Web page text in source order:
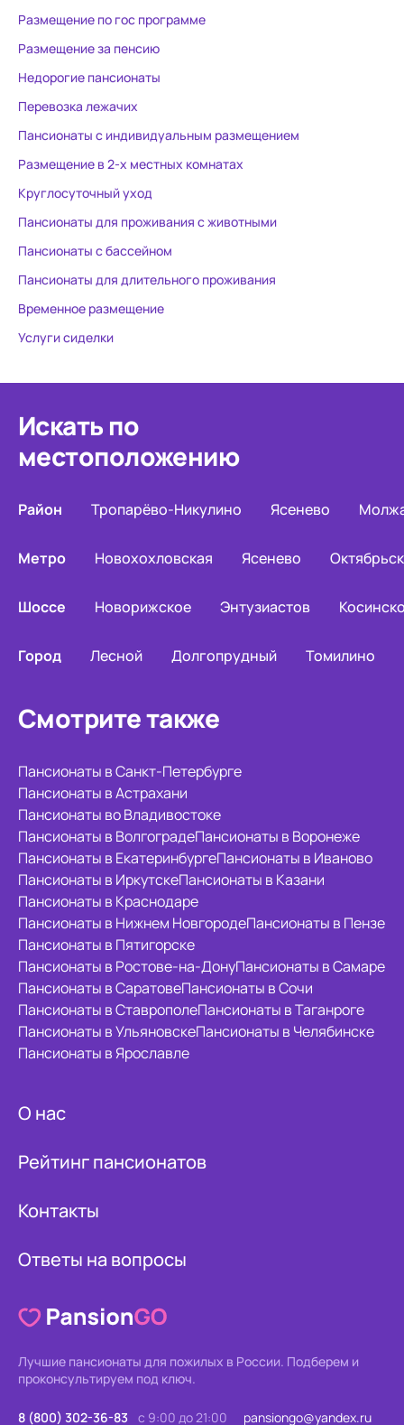
Размещение по гос программе
Размещение за пенсию
Недорогие пансионаты
Перевозка лежачих
Пансионаты с индивидуальным размещением
Размещение в 2-х местных комнатах
Круглосуточный уход
Пансионаты для проживания с животными
Пансионаты с бассейном
Пансионаты для длительного проживания
Временное размещение
Услуги сиделки
Искать по
местоположению
Район Тропарёво-Никулино Ясенево
Метро Новохохловская Ясенево
Шоссе Новорижское Энтузиастов
Город Лесной Долгопрудный Томилино
Смотрите также
Пансионаты в Санкт-Петербурге
Пансионаты в Астрахани
Пансионаты во Владивостоке
Пансионаты в ВолгоградеПансионаты в Воронеже
Пансионаты в ЕкатеринбургеПансионаты в Иваново
Пансионаты в ИркутскеПансионаты в Казани
Пансионаты в Краснодаре
Пансионаты в Нижнем НовгородеПансионаты в Пензе
Пансионаты в Пятигорске
Пансионаты в Ростове-на-ДонуПансионаты в Самаре
Пансионаты в СаратовеПансионаты в Сочи
Пансионаты в СтаврополеПансионаты в Таганроге
Пансионаты в УльяновскеПансионаты в Челябинске
Пансионаты в Ярославле
О нас
Рейтинг пансионатов
Контакты
Ответы на вопросы
Лучшие пансионаты для пожилых в России. Подберем и
проконсультируем под ключ.
8 (800) 302-36-83 с 9:00 до 21:00 pansiongo@yandex.ru